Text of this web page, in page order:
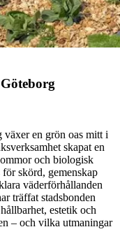
en grön oas mitt i
skapat en
och biologisk
skörd, gemenskap
väderförhållanden
träffat stadsbonden
estetik och
– och vilka utmaningar